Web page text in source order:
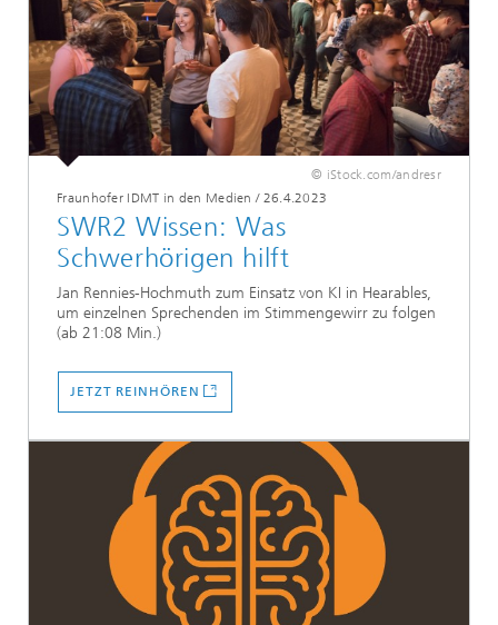
© iStock.com/andresr
Fraunhofer IDMT in den Medien / 26.4.2023
SWR2 Wissen: Was
Schwerhörigen hilft
Jan Rennies-Hochmuth zum Einsatz von KI in Hearables,
um einzelnen Sprechenden im Stimmengewirr zu folgen
(ab 21:08 Min.)
JETZT REINHÖREN